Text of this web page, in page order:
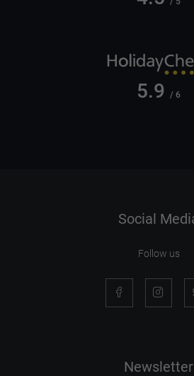
5.9 / 6
Social
Follow us
Newsletter